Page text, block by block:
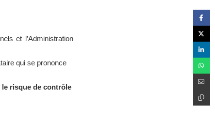
et l’Administration
qui se prononce
le risque de contrôle